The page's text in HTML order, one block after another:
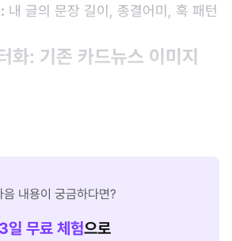
내 글의 문장 길이, 종결어미, 훅 패턴
화: 기존 카드뉴스 이미지
음 내용이 궁금하다면?
3일 무료 체험으로